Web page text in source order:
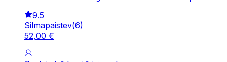
9.5
Silmapaistev(6)
52,00 €